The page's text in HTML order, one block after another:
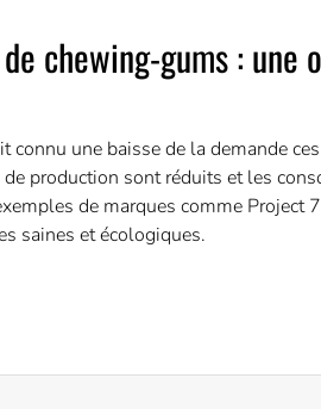
chewing-gums :
une baisse de la demande
production sont réduits et les
de marques comme
saines et écologiques.